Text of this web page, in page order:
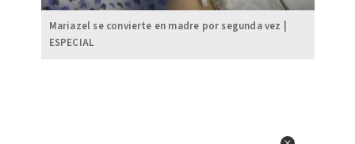
Mariazel se convierte en madre por segunda vez |
ESPECIAL